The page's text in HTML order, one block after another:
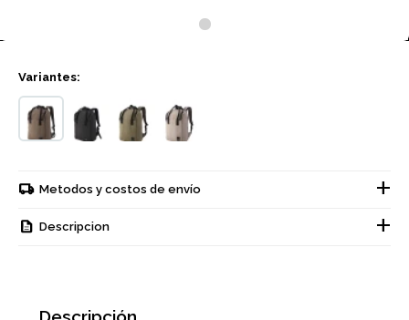
Variantes:
Metodos y costos de envío
Descripcion